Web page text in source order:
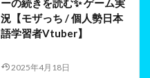
ーの続きを読む✨ ゲーム実
況【モザっち / 個人勢日本
語学習者Vtuber】
2025年4月18日